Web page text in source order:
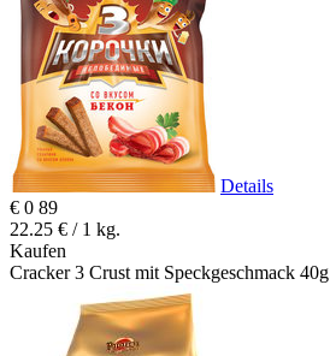
Details
€ 0 89
22.25 € / 1 kg.
Kaufen
Cracker 3 Crust mit Speckgeschmack 40g